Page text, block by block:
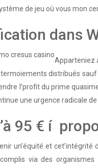
de jeu où vous mon
dans
Apparteniez
distribués sauf
l’profit du prime
une urgence radicale de
95 € í
un’équité et
via des